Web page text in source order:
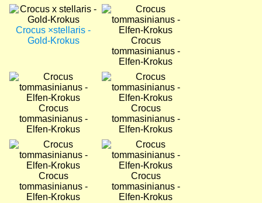
Bild
Crocus ×stellaris -
Gold-Krokus
Bild
Crocus
tommasinianus -
Elfen-Krokus
Bild
Crocus
tommasinianus -
Elfen-Krokus
Bild
Crocus
tommasinianus -
Elfen-Krokus
Bild
Crocus
tommasinianus -
Elfen-Krokus
Bild
Crocus
tommasinianus -
Elfen-Krokus